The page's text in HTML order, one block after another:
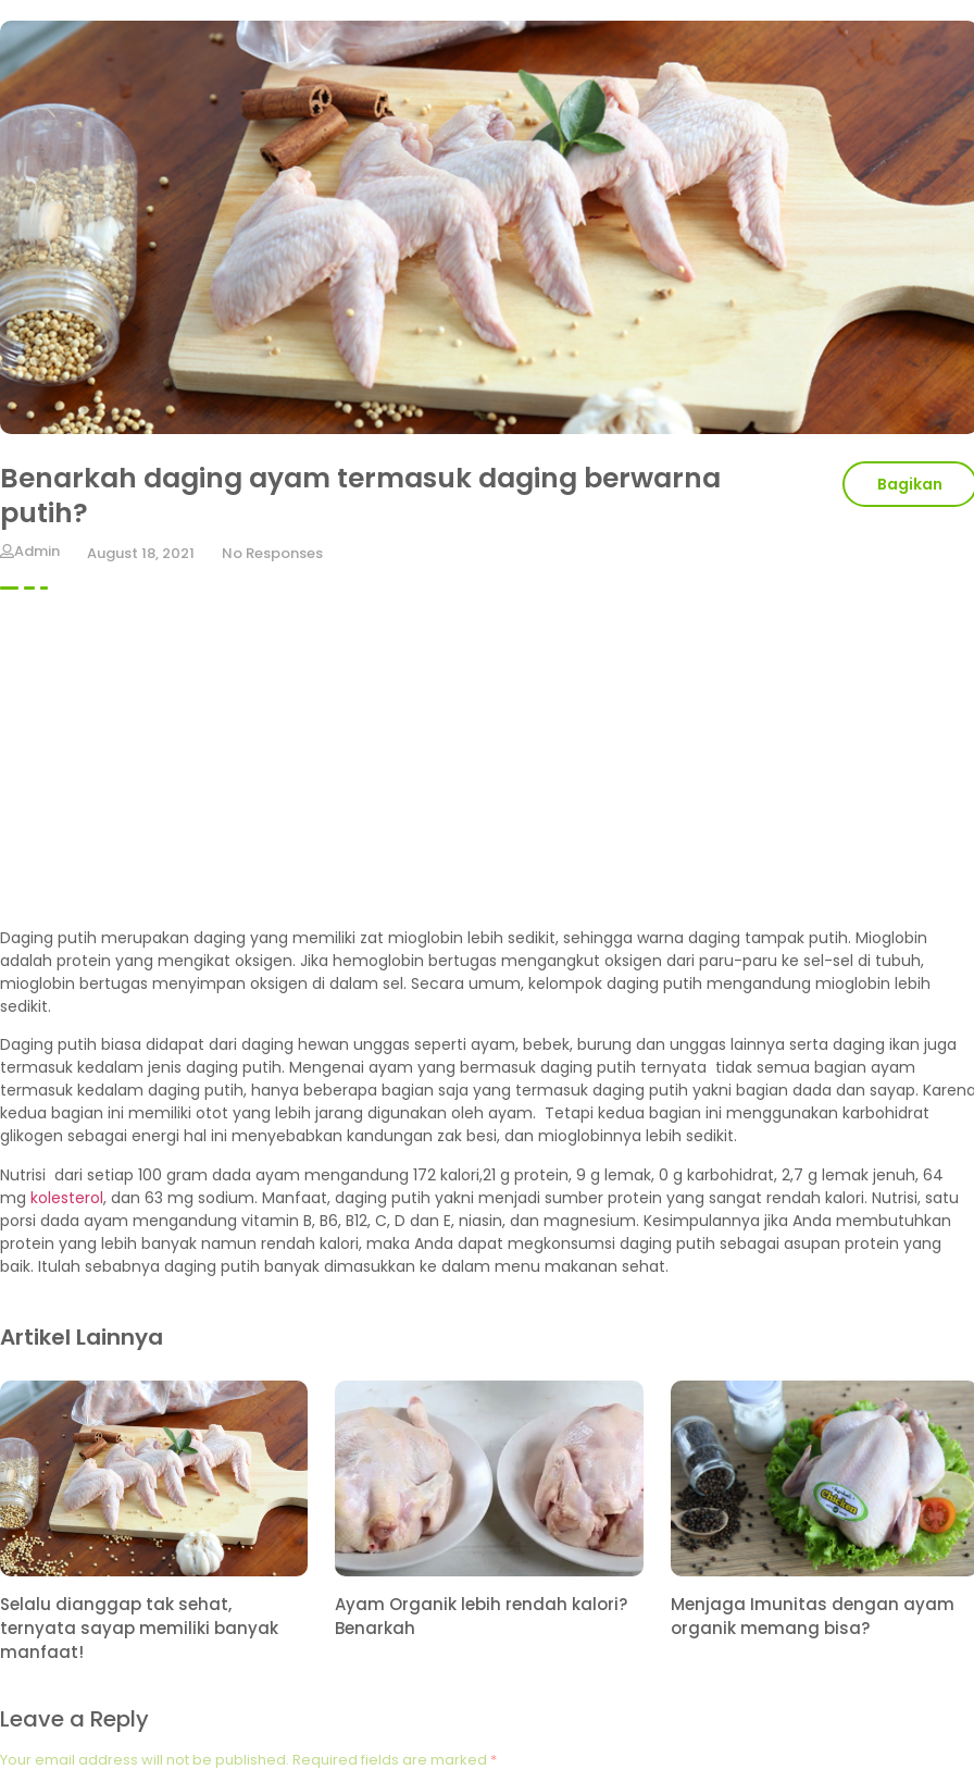
Benarkah daging ayam termasuk daging berwarna
putih?
Admin August 18, 2021 No Responses
Bagikan
Daging putih merupakan daging yang memiliki zat mioglobin lebih sedikit, sehingga warna daging tampak putih. Mioglobin
adalah protein yang mengikat oksigen. Jika hemoglobin bertugas mengangkut oksigen dari paru-paru ke sel-sel di tubuh,
mioglobin bertugas menyimpan oksigen di dalam sel. Secara umum, kelompok daging putih mengandung mioglobin lebih
sedikit.
Daging putih biasa didapat dari daging hewan unggas seperti ayam, bebek, burung dan unggas lainnya serta daging ikan juga
termasuk kedalam jenis daging putih. Mengenai ayam yang bermasuk daging putih ternyata tidak semua bagian ayam
termasuk kedalam daging putih, hanya beberapa bagian saja yang termasuk daging putih yakni bagian dada dan sayap.
kedua bagian ini memiliki otot yang lebih jarang digunakan oleh ayam. Tetapi kedua bagian ini menggunakan karbohidrat
glikogen sebagai energi hal ini menyebabkan kandungan zak besi, dan mioglobinnya lebih sedikit.
Nutrisi dari setiap 100 gram dada ayam mengandung 172 kalori,21 g protein, 9 g lemak, 0 g karbohidrat, 2,7 g lemak jenuh, 64
mg kolesterol, dan 63 mg sodium. Manfaat, daging putih yakni menjadi sumber protein yang sangat rendah kalori. Nutrisi, satu
porsi dada ayam mengandung vitamin B, B6, B12, C, D dan E, niasin, dan magnesium. Kesimpulannya jika Anda membutuhkan
protein yang lebih banyak namun rendah kalori, maka Anda dapat megkonsumsi daging putih sebagai asupan protein yang
baik. Itulah sebabnya daging putih banyak dimasukkan ke dalam menu makanan sehat.
Artikel Lainnya
Selalu dianggap tak sehat,
ternyata sayap memiliki banyak
manfaat!
Ayam Organik lebih rendah kalori?
Benarkah
Menjaga Imunitas dengan ayam
organik memang bisa?
Leave a Reply
Your email address will not be published. Required fields are marked *